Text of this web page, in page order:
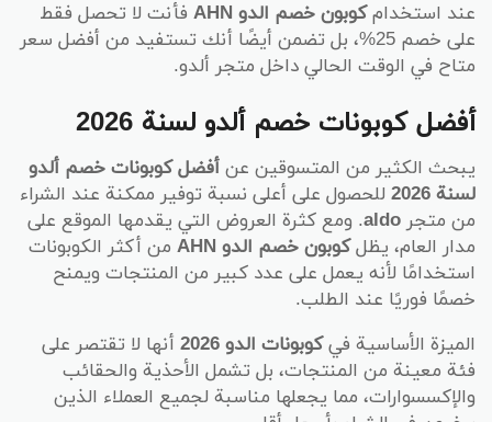
عند استخدامكوبون خصم الدو AHN
فأنت لا تحصل فقط
على خصم 25%، بل تضمن أيضًا أنك تستفيد من أفضل سعر
متاح في الوقت الحالي داخل متجر ألدو.
أفضل كوبونات خصم ألدو لسنة 2026
يبحث الكثير من المتسوقين عن أفضل كوبونات خصم ألدو
لسنة 2026
للحصول على أعلى نسبة توفير ممكنة عند الشراء
من متجر aldo. ومع كثرة العروض التي يقدمها الموقع على
مدار العام، يظلكوبون خصم الدو AHN
من أكثر الكوبونات
استخدامًا لأنه يعمل على عدد كبير من المنتجات ويمنح
خصمًا فوريًا عند الطلب.
الميزة الأساسية فيكوبونات الدو 2026
أنها لا تقتصر على
فئة معينة من المنتجات، بل تشمل الأحذية والحقائب
والإكسسوارات، مما يجعلها مناسبة لجميع العملاء الذين